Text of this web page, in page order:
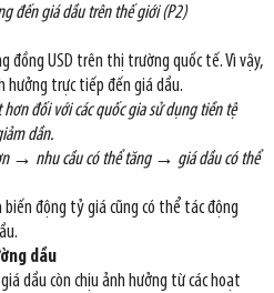
đến giá dầu trên thế giới (P2)
đồng USD trên thị trường quốc tế. Vì vậy,
hưởng trực tiếp đến giá dầu.
đối với các quốc gia sử dụng tiền tệ
dần.
→ nhu cầu có thể tăng → giá dầu có thể
biến động tỷ giá cũng có thể tác động
dầu
dầu còn chịu ảnh hưởng từ các hoạt